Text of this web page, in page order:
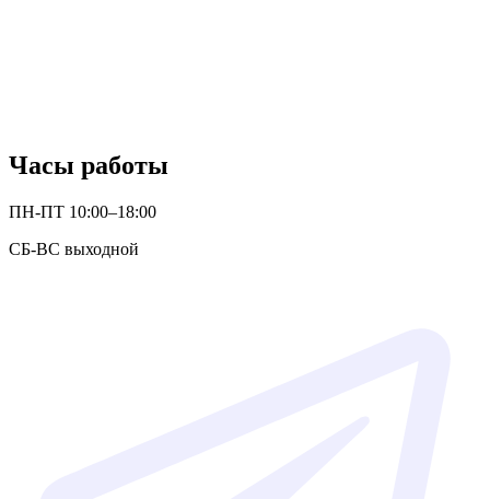
Часы работы
ПН-ПТ 10:00–18:00
СБ-ВС выходной